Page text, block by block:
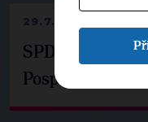
29.7.2026
SPD už není ve
Pospíšil: Je tu